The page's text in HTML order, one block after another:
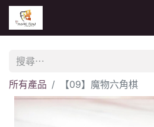
所有產品 【09】魔物六角棋